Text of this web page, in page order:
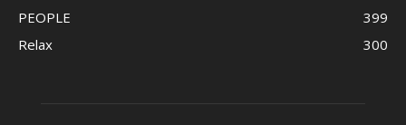
PEOPLE
399
Relax
300